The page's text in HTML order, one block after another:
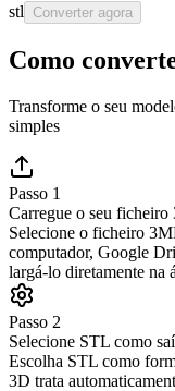
stl Converter agora
Como
Transforme o seu
simples
Passo 1
Carregue o seu ficheiro
Selecione o ficheiro
computador, Google
largá-lo diretamente na
Passo 2
Selecione STL como
Escolha STL como
3D trata